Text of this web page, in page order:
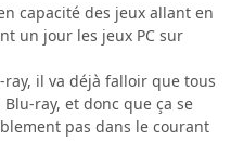
capacité des jeux allant en
un jour les jeux PC sur
il va déjà falloir que tous
ray, et donc que ça se
pas dans le courant